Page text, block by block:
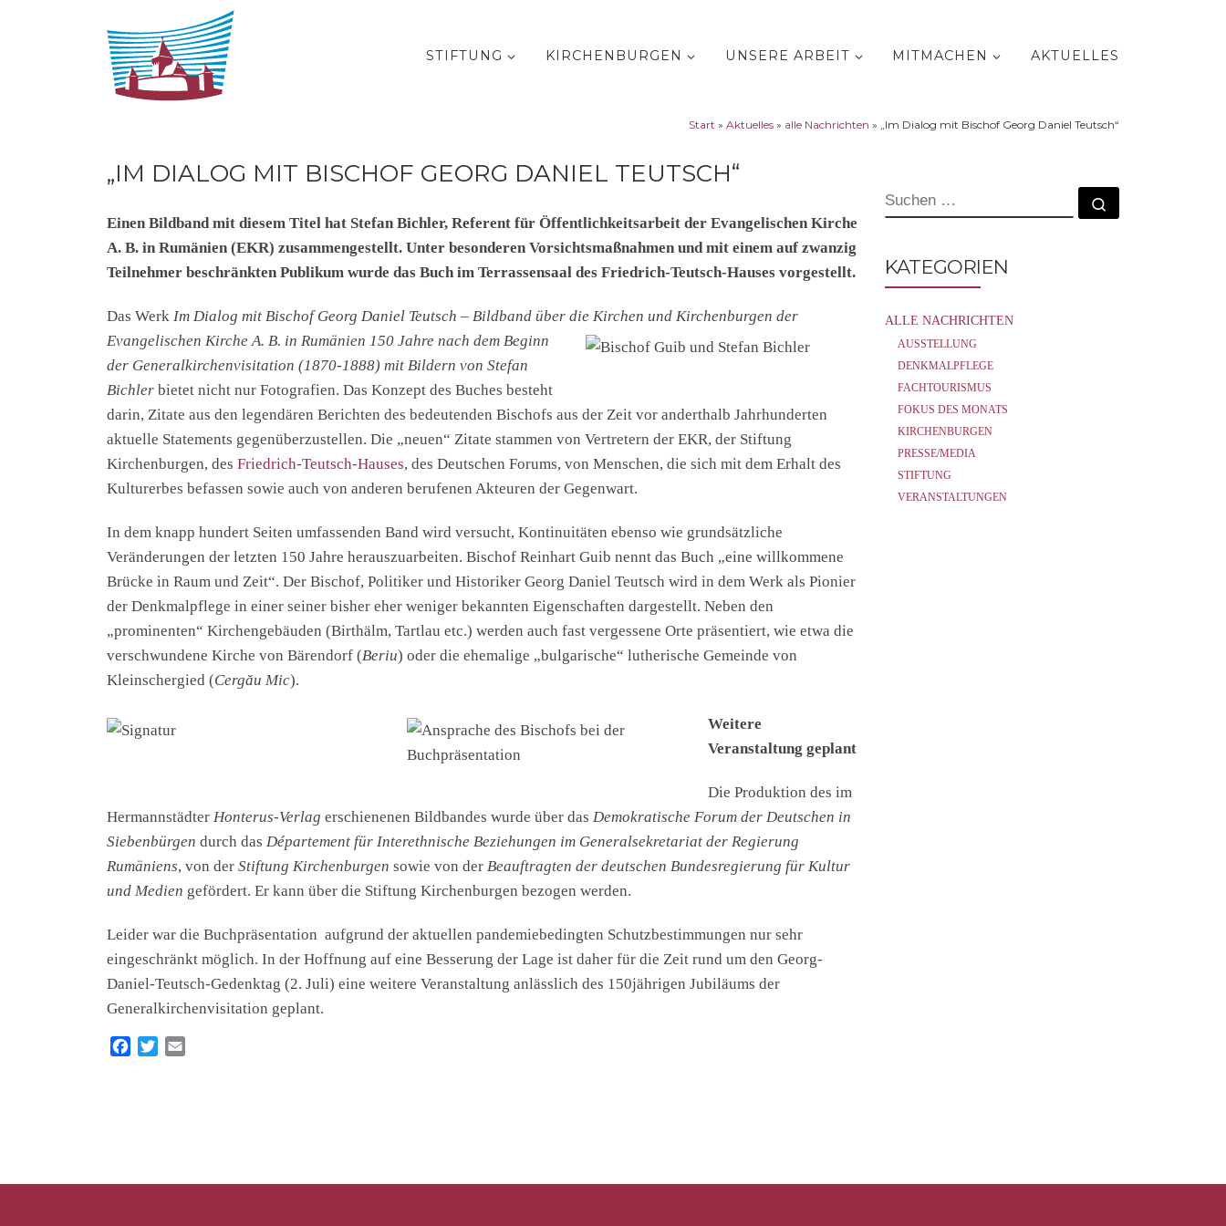
Zum Inhalt springen
STIFTUNG KIRCHENBURGEN UNSERE ARBEIT MITMACHEN AKTUELLES
Start » Aktuelles » alle Nachrichten » „Im Dialog mit Bischof Georg Daniel Teutsch“
„IM DIALOG MIT BISCHOF GEORG DANIEL TEUTSCH“
Einen Bildband mit diesem Titel hat Stefan Bichler, Referent für Öffentlichkeitsarbeit der Evangelischen Kirche
A. B. in Rumänien (EKR) zusammengestellt. Unter besonderen Vorsichtsmaßnahmen und mit einem auf zwanzig
Teilnehmer beschränkten Publikum wurde das Buch im Terrassensaal des Friedrich-Teutsch-Hauses vorgestellt.
Das Werk Im Dialog mit Bischof Georg Daniel Teutsch – Bildband über die Kirchen und Kirchenburgen der
Evangelischen Kirche A. B. in Rumänien 150 Jahre nach dem Beginn
der Generalkirchenvisitation (1870-1888) mit Bildern von Stefan
Bichler bietet nicht nur Fotografien. Das Konzept des Buches besteht
darin, Zitate aus den legendären Berichten des bedeutenden Bischofs aus der Zeit vor anderthalb Jahrhunderten
aktuelle Statements gegenüberzustellen. Die „neuen“ Zitate stammen von Vertretern der EKR, der Stiftung
Kirchenburgen, des Friedrich-Teutsch-Hauses, des Deutschen Forums, von Menschen, die sich mit dem Erhalt des
Kulturerbes befassen sowie auch von anderen berufenen Akteuren der Gegenwart.
In dem knapp hundert Seiten umfassenden Band wird versucht, Kontinuitäten ebenso wie grundsätzliche
Veränderungen der letzten 150 Jahre herauszuarbeiten. Bischof Reinhart Guib nennt das Buch „eine willkommene
Brücke in Raum und Zeit“. Der Bischof, Politiker und Historiker Georg Daniel Teutsch wird in dem Werk als Pionier
der Denkmalpflege in einer seiner bisher eher weniger bekannten Eigenschaften dargestellt. Neben den
„prominenten“ Kirchengebäuden (Birthälm, Tartlau etc.) werden auch fast vergessene Orte präsentiert, wie etwa die
verschwundene Kirche von Bärendorf (Beriu) oder die ehemalige „bulgarische“ lutherische Gemeinde von
Kleinschergied (Cergău Mic).
Weitere
Veranstaltung geplant
Die Produktion des im
Hermannstädter Honterus-Verlag erschienenen Bildbandes wurde über das Demokratische Forum der Deutschen in
Siebenbürgen durch das Département für Interethnische Beziehungen im Generalsekretariat der Regierung
Rumäniens, von der Stiftung Kirchenburgen sowie von der Beauftragten der deutschen Bundesregierung für Kultur
und Medien gefördert. Er kann über die Stiftung Kirchenburgen bezogen werden.
Leider war die Buchpräsentation aufgrund der aktuellen pandemiebedingten Schutzbestimmungen nur sehr
eingeschränkt möglich. In der Hoffnung auf eine Besserung der Lage ist daher für die Zeit rund um den Georg-
Daniel-Teutsch-Gedenktag (2. Juli) eine weitere Veranstaltung anlässlich des 150jährigen Jubiläums der
Generalkirchenvisitation geplant.
k
SUCHE
KATEGORIEN
ALLE NACHRICHTEN
AUSSTELLUNG
DENKMALPFLEGE
FACHTOURISMUS
FOKUS DES MONATS
KIRCHENBURGEN
PRESSE/MEDIA
STIFTUNG
VERANSTALTUNGEN